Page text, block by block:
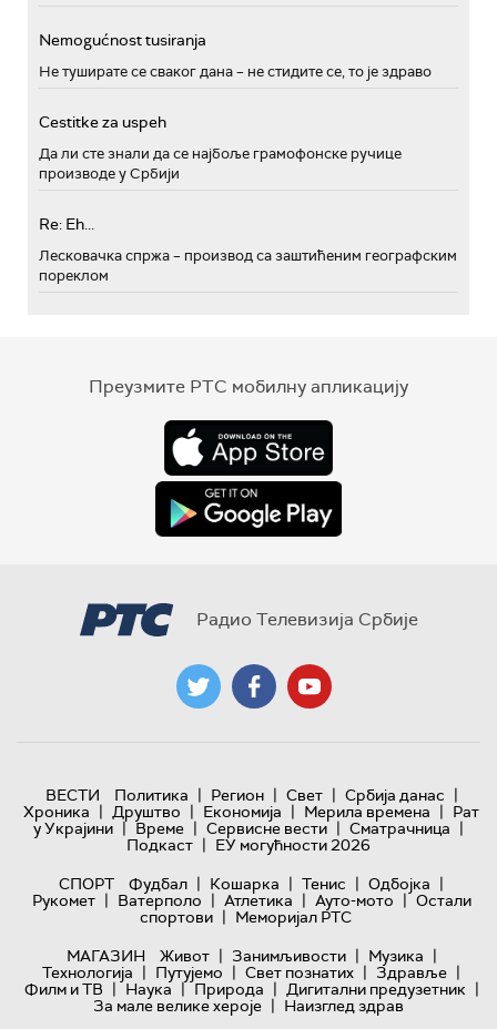
Nemogućnost tusiranja
Не туширате се сваког дана – не стидите се, то је здраво
Cestitke za uspeh
Да ли сте знали да се најбоље грамофонске ручице
производе у Србији
Re: Eh...
Лесковачка спржа – производ са заштићеним географским
пореклом
Преузмите РТС мобилну апликацију
Радио Телевизија Србије
ВЕСТИ Политика | Регион | Свет | Србија данас |
Хроника | Друштво | Економија | Мерила времена | Рат
у Украјини | Време | Сервисне вести | Сматрачница |
Подкаст | ЕУ могућности 2026
СПОРТ
Фудбал | Кошарка | Тенис | Одбојка |
Рукомет | Ватерполо | Атлетика | Ауто-мото | Остали
спортови | Меморијал РТС
МАГАЗИН
Живот | Занимљивости | Музика |
Технологијa | Путујемо | Свет познатих | Здравље |
Филм и ТВ | Наука | Природа | Дигитални предузетник |
За мале велике хероје | Наизглед здрав